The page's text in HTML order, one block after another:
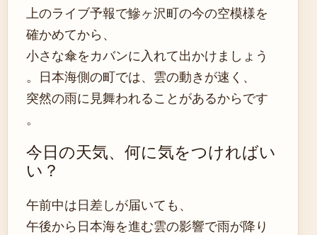
上のライブ予報で鰺ヶ沢町の今の空模様を
確かめてから、
小さな傘をカバンに入れて出かけましょう
。日本海側の町では、雲の動きが速く、
突然の雨に見舞われることがあるからです
。
今日の天気、何に気をつければい
い？
午前中は日差しが届いても、
午後から日本海を進む雲の影響で雨が降り